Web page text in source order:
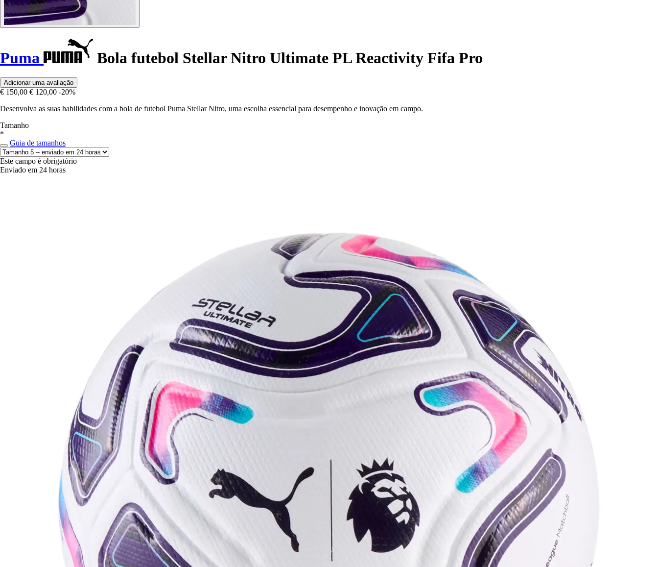
Puma Bola futebol Stellar Nitro Ultimate PL Reactivity Fifa Pro
Adicionar uma avaliação
€ 150,00 € 120,00 -20%
Desenvolva as suas habilidades com a bola de futebol Puma Stellar Nitro, uma escolha essencial para desempenho e inovação em campo.
Tamanho
*
Guia de tamanhos
Este campo é obrigatório
Enviado em 24 horas